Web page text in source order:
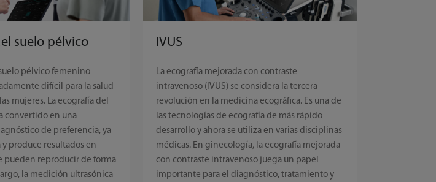
suelo pélvico
pélvico femenino
difícil para la salud
mujeres. La ecografía del
convertido en una
de preferencia, ya
y produce resultados en
pueden reproducir de forma
la medición ultrasónica
IVUS
La ecografía mejorada con contraste
intravenoso (IVUS) se considera la tercera
revolución en la medicina ecográfica. Es una de
las tecnologías de ecografía de más rápido
desarrollo y ahora se utiliza en varias disciplinas
médicas. En ginecología, la ecografía mejorada
con contraste intravenoso juega un papel
importante para el diagnóstico, tratamiento y